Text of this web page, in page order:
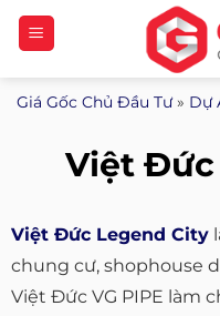
Bỏ
qua
nội
dung
Giá Gốc Chủ Đầu Tư» Dự
Việt Đức
Việt Đức Legend City
chung cư, shophouse
Việt Đức VG PIPE làm